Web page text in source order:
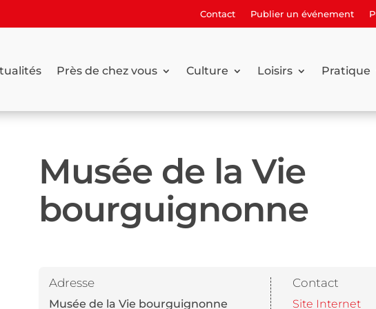
Contact Publier un événement
Près de chez vous Culture Loisirs Pratique
Musée de la Vie
bourguignonne
Adresse
Musée de la Vie bourguignonne
Contact
Site Internet